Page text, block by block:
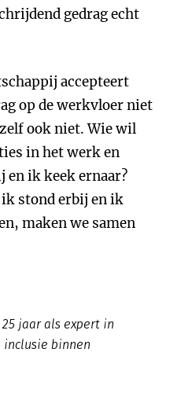
gedrag echt
accepteert
op de werkvloer niet
ook niet. Wie wil
in het werk en
en ik keek ernaar?
stond erbij en ik
maken we samen
jaar als expert in
binnen